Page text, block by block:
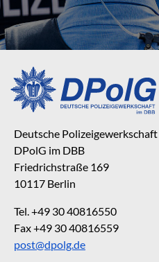
Deutsche Polizeigewerkschaft
DPolG im DBB
Friedrichstraße 169
10117 Berlin
Tel. +49 30 40816550
Fax +49 30 40816559
post@dpolg.de